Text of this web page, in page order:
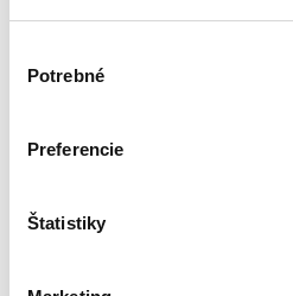
súhlasu
Potrebné
Preferencie
Štatistiky